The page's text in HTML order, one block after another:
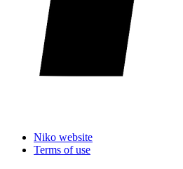
Niko website
Terms of use